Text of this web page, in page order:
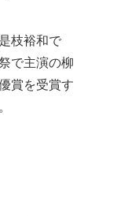
枝裕和で
で主演の柳
賞を受賞す